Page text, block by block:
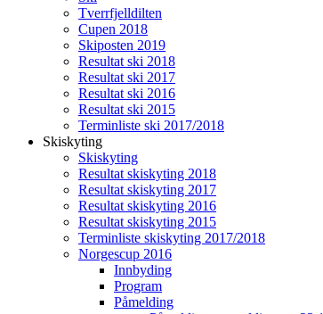
Tverrfjelldilten
Cupen 2018
Skiposten 2019
Resultat ski 2018
Resultat ski 2017
Resultat ski 2016
Resultat ski 2015
Terminliste ski 2017/2018
Skiskyting
Skiskyting
Resultat skiskyting 2018
Resultat skiskyting 2017
Resultat skiskyting 2016
Resultat skiskyting 2015
Terminliste skiskyting 2017/2018
Norgescup 2016
Innbyding
Program
Påmelding